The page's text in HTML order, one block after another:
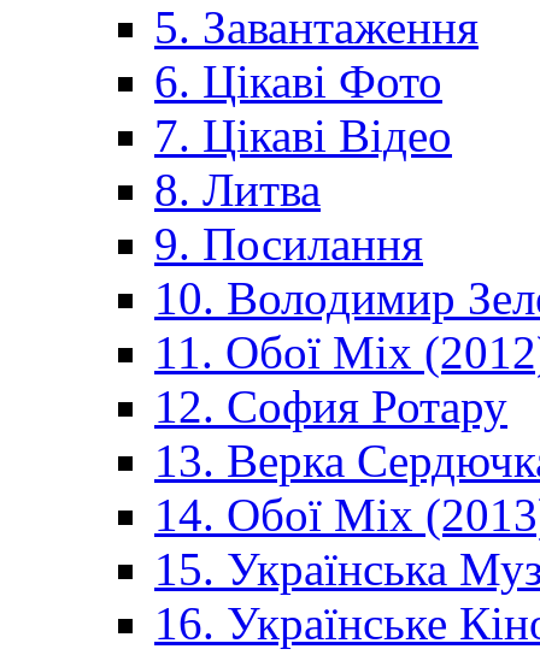
5. Завантаження
6. Цікаві Фото
7. Цікаві Відео
8. Литва
9. Посилання
10. Володимир
11. Обої Mix
12. София Ротару
13. Верка
14. Обої Mix
15. Українська
16. Українське